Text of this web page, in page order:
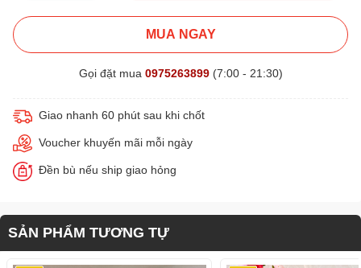
MUA NGAY
Gọi đặt mua 0975263899(7:00 - 21:30)
Giao nhanh 60 phút sau khi chốt
Voucher khuyến mãi mỗi ngày
Đền bù nếu ship giao hỏng
SẢN PHẨM TƯƠNG TỰ